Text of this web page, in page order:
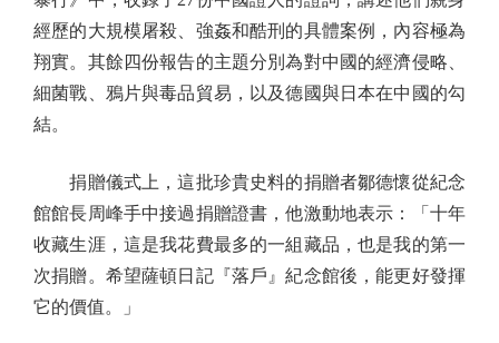
經歷的大規模屠殺、強姦和酷刑的具體案例，內容極為
翔實。其餘四份報告的主題分別為對中國的經濟侵略、
細菌戰、鴉片與毒品貿易，以及德國與日本在中國的勾
結。
捐贈儀式上，這批珍貴史料的捐贈者鄒德懷從紀念
館館長周峰手中接過捐贈證書，他激動地表示：「十年
收藏生涯，這是我花費最多的一組藏品，也是我的第一
次捐贈。希望薩頓日記『落戶』紀念館後，能更好發揮
它的價值。」